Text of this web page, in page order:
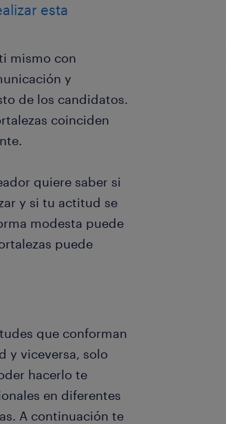
esta
mismo con
y
de los candidatos.
coinciden
quiere saber si
y si tu actitud se
modesta puede
puede
que conforman
y viceversa, solo
hacerlo te
en diferentes
A continuación te